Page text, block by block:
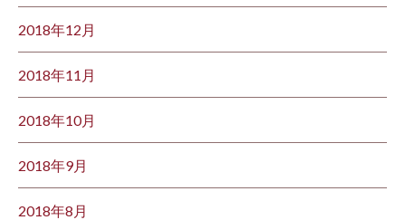
2018年12月
2018年11月
2018年10月
2018年9月
2018年8月